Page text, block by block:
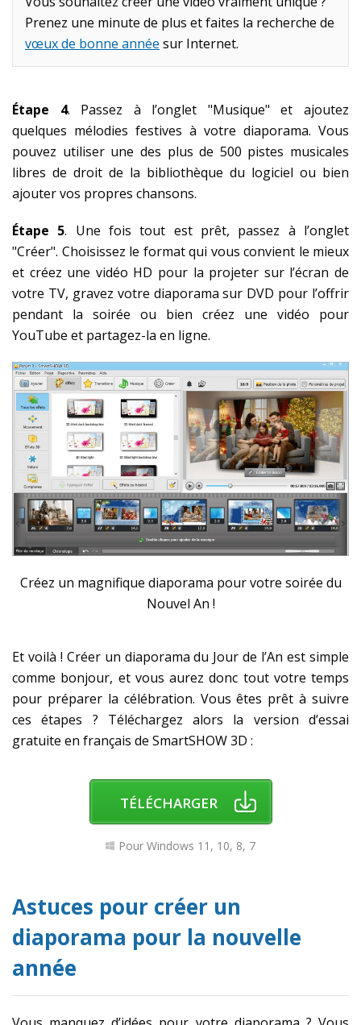
Prenez une minute de plus et faites la recherche de
vœux de bonne année sur Internet.
Étape 4. Passez à l’onglet "Musique" et ajoutez
quelques mélodies festives à votre diaporama. Vous
pouvez utiliser une des plus de 500 pistes musicales
libres de droit de la bibliothèque du logiciel ou bien
ajouter vos propres chansons.
Étape 5. Une fois tout est prêt, passez à l’onglet
"Créer". Choisissez le format qui vous convient le mieux
et créez une vidéo HD pour la projeter sur l’écran de
votre TV, gravez votre diaporama sur DVD pour l’offrir
pendant la soirée ou bien créez une vidéo pour
YouTube et partagez-la en ligne.
Créez un magnifique diaporama pour votre soirée du
Nouvel An !
Et voilà ! Créer un diaporama du Jour de l’An est simple
comme bonjour, et vous aurez donc tout votre temps
pour préparer la célébration. Vous êtes prêt à suivre
ces étapes ? Téléchargez alors la version d’essai
gratuite en français de SmartSHOW 3D :
TÉLÉCHARGER
Pour Windows 11, 10, 8, 7
Astuces pour créer un
diaporama pour la nouvelle
année